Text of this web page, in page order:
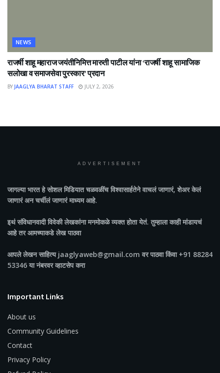
NEWS
राजर्षी शाहू महाराज जयंतीनिमित्त मारुती पाटील यांना ‘राजर्षी शाहू सामाजिक
सलोखा व समाजसेवा पुरस्कार’ प्रदान
BY JAAGLYA BHARAT STAFF JULY 2, 2026
ADVERTISEMENT
जागल्या भारतहे सोशल मिडियात चळवळींच विश्वासार्हतेने वाचलं जाणारं, शेअर केलं
जाणारं अन चर्चीलं जाणारं माध्यम आहे.
इथं संविधानवादी विवेकी लेखकांना मनमोकळे व्यक्त होता येतं. तुम्हाला काही मांडायचं
आहे तर आमच्याकडे लेख पाठवा
आपले लेखन साहित्य jaaglyaweb@gmail.com वर पाठवा किंवा +91 88284
53346 या नंबरवर व्हाटसेप करा
Important Links
About us
Community Guidelines
Contact
Privacy Policy